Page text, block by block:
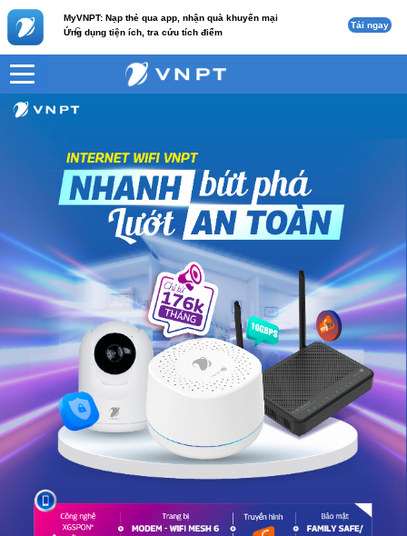
MyVNPT: Nạp thẻ qua app, nhận quà khuyến mại
Ứng dụng tiện ích, tra cứu tích điểm
c Tải ngay
VNPT Home Cam 3 (Mesh)